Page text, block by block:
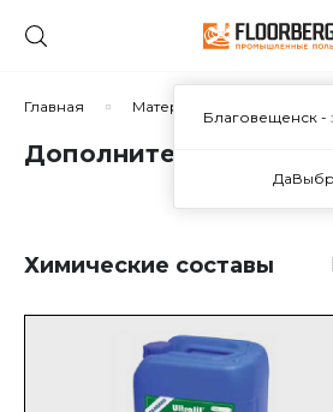
Главная Материалы
Дополнительные
Химические составы
Благовещенск -
Да